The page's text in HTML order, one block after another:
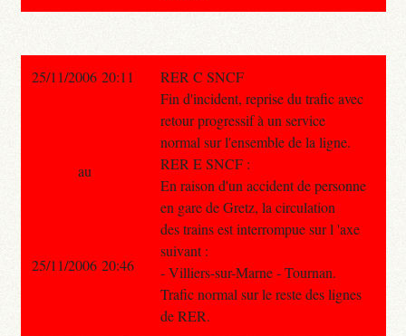
25/11/2006 20:11
RER C SNCF
Fin d'incident, reprise du trafic avec
retour progressif à un service
normal sur l'ensemble de la ligne.
RER E SNCF :
En raison d'un accident de personne
en gare de Gretz, la circulation
des trains est interrompue sur l 'axe
suivant :
- Villiers-sur-Marne - Tournan.
Trafic normal sur le reste des lignes
de RER.
au
25/11/2006 20:46